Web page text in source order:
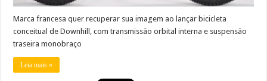
Marca francesa quer recuperar sua imagem ao lançar bicicleta
conceitual de Downhill, com transmissão orbital interna e suspensão
traseira monobraço
Leia mais »